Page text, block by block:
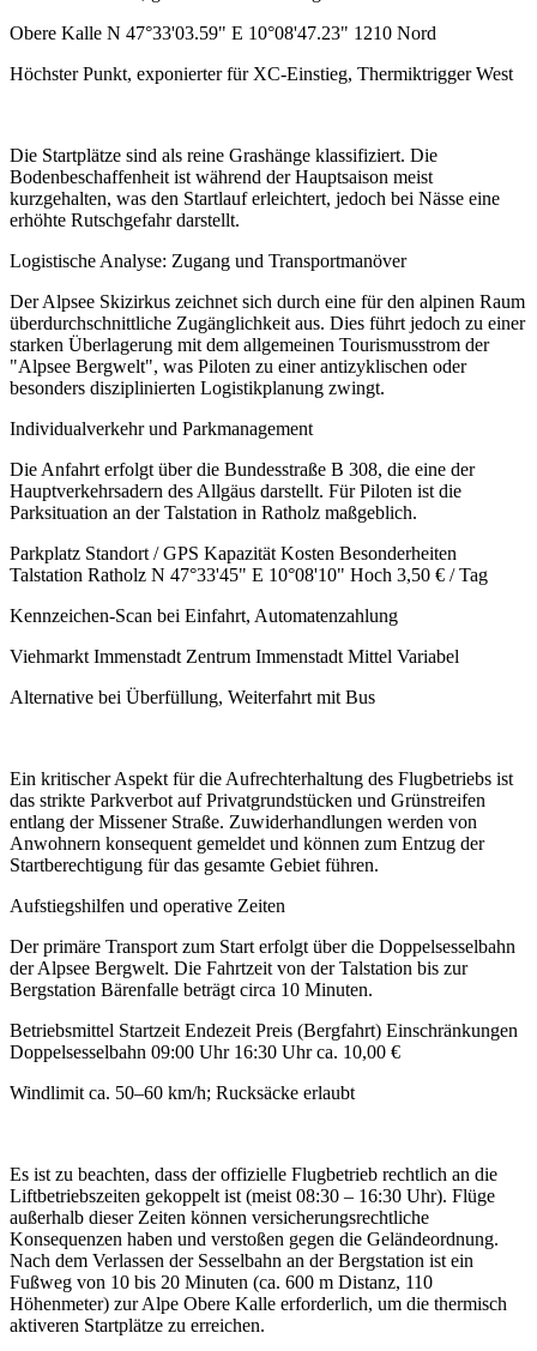
Obere Kalle N 47°33'03.59" E 10°08'47.23" 1210 Nord
Höchster Punkt, exponierter für XC-Einstieg, Thermiktrigger West
Die Startplätze sind als reine Grashänge klassifiziert. Die
Bodenbeschaffenheit ist während der Hauptsaison meist
kurzgehalten, was den Startlauf erleichtert, jedoch bei Nässe eine
erhöhte Rutschgefahr darstellt.
Logistische Analyse: Zugang und Transportmanöver
Der Alpsee Skizirkus zeichnet sich durch eine für den alpinen Raum
überdurchschnittliche Zugänglichkeit aus. Dies führt jedoch zu einer
starken Überlagerung mit dem allgemeinen Tourismusstrom der
"Alpsee Bergwelt", was Piloten zu einer antizyklischen oder
besonders disziplinierten Logistikplanung zwingt.
Individualverkehr und Parkmanagement
Die Anfahrt erfolgt über die Bundesstraße B 308, die eine der
Hauptverkehrsadern des Allgäus darstellt. Für Piloten ist die
Parksituation an der Talstation in Ratholz maßgeblich.
Parkplatz Standort / GPS Kapazität Kosten Besonderheiten
Talstation Ratholz N 47°33'45" E 10°08'10" Hoch 3,50 € / Tag
Kennzeichen-Scan bei Einfahrt, Automatenzahlung
Viehmarkt Immenstadt Zentrum Immenstadt Mittel Variabel
Alternative bei Überfüllung, Weiterfahrt mit Bus
Ein kritischer Aspekt für die Aufrechterhaltung des Flugbetriebs ist
das strikte Parkverbot auf Privatgrundstücken und Grünstreifen
entlang der Missener Straße. Zuwiderhandlungen werden von
Anwohnern konsequent gemeldet und können zum Entzug der
Startberechtigung für das gesamte Gebiet führen.
Aufstiegshilfen und operative Zeiten
Der primäre Transport zum Start erfolgt über die Doppelsesselbahn
der Alpsee Bergwelt. Die Fahrtzeit von der Talstation bis zur
Bergstation Bärenfalle beträgt circa 10 Minuten.
Betriebsmittel Startzeit Endezeit Preis (Bergfahrt) Einschränkungen
Doppelsesselbahn 09:00 Uhr 16:30 Uhr ca. 10,00 €
Windlimit ca. 50–60 km/h; Rucksäcke erlaubt
Es ist zu beachten, dass der offizielle Flugbetrieb rechtlich an die
Liftbetriebszeiten gekoppelt ist (meist 08:30 – 16:30 Uhr). Flüge
außerhalb dieser Zeiten können versicherungsrechtliche
Konsequenzen haben und verstoßen gegen die Geländeordnung.
Nach dem Verlassen der Sesselbahn an der Bergstation ist ein
Fußweg von 10 bis 20 Minuten (ca. 600 m Distanz, 110
Höhenmeter) zur Alpe Obere Kalle erforderlich, um die thermisch
aktiveren Startplätze zu erreichen.